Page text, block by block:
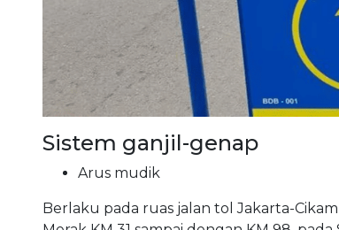
Sistem ganjil-genap
Arus mudik
Berlaku pada ruas jalan tol Jakarta-